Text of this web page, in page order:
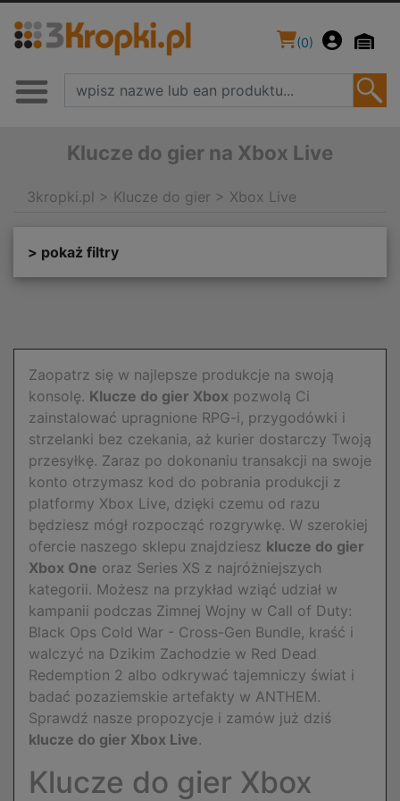
(0)
Klucze do gier na Xbox Live
3kropki.pl > Klucze do gier > Xbox Live
> pokaż filtry
Zaopatrz się w najlepsze produkcje na swoją
konsolę. Klucze do gier Xbox pozwolą Ci
zainstalować upragnione RPG-i, przygodówki i
strzelanki bez czekania, aż kurier dostarczy Twoją
przesyłkę. Zaraz po dokonaniu transakcji na swoje
konto otrzymasz kod do pobrania produkcji z
platformy Xbox Live, dzięki czemu od razu
będziesz mógł rozpocząć rozgrywkę. W szerokiej
ofercie naszego sklepu znajdziesz klucze do gier
Xbox One oraz Series XS z najróżniejszych
kategorii. Możesz na przykład wziąć udział w
kampanii podczas Zimnej Wojny w Call of Duty:
Black Ops Cold War - Cross-Gen Bundle, kraść i
walczyć na Dzikim Zachodzie w Red Dead
Redemption 2 albo odkrywać tajemniczy świat i
badać pozaziemskie artefakty w ANTHEM.
Sprawdź nasze propozycje i zamów już dziś
klucze do gier Xbox Live.
Klucze do gier Xbox